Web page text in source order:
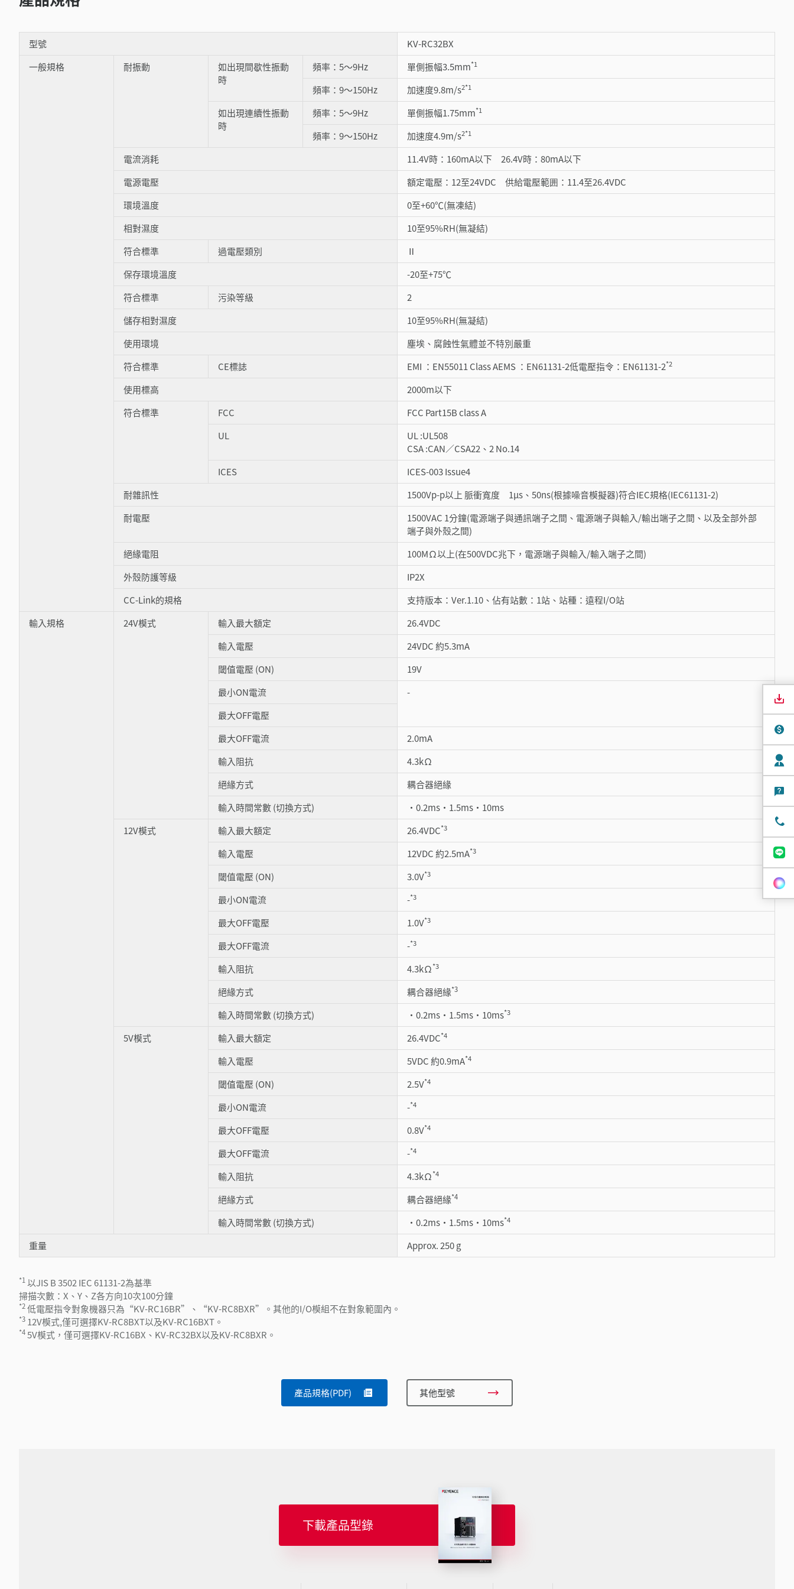
型號
KV-RC32BX
一般規格
耐振動
如出現間歇性振動
時
頻率：5～9Hz 單側振幅3.5mm*1
頻率：9～150Hz 加速度9.8m/s2*1
如出現連續性振動
時
頻率：5～9Hz 單側振幅1.75mm*1
頻率：9～150Hz 加速度4.9m/s2*1
電流消耗
11.4V時：160mA以下 26.4V時：80mA以下
電源電壓
額定電壓：12至24VDC 供給電壓範囲：11.4至26.4VDC
環境溫度
0至+60℃(無凍結)
相對濕度
10至95%RH(無凝結)
符合標準
過電壓類別
Ⅱ
保存環境溫度
-20至+75℃
符合標準
污染等級
2
儲存相對濕度
10至95%RH(無凝結)
使用環境
塵埃、腐蝕性氣體並不特別嚴重
符合標準
CE標誌 EMI ：EN55011 Class AEMS ：EN61131-2低電壓指令：EN61131-2*2
使用標高
2000m以下
符合標準
FCC
FCC Part15B class A
UL
UL :UL508
CSA :CAN／CSA22、2 No.14
ICES
ICES-003 Issue4
耐雜訊性
1500Vp-p以上 脈衝寬度 1µs、50ns(根據噪音模擬器)符合IEC規格(IEC61131-2)
耐電壓
1500VAC 1分鐘(電源端子與通訊端子之間、電源端子與輸入/輸出端子之間、以及全部外部
端子與外殼之間)
絕緣電阻
100MΩ以上(在500VDC兆下，電源端子與輸入/輸入端子之間)
外殼防護等級
IP2X
CC-Link的規格
支持版本：Ver.1.10、佔有站數：1站、站種：遠程I/O站
輸入規格
24V模式 輸入最大額定
26.4VDC
輸入電壓
24VDC 約5.3mA
閾值電壓 (ON)
19V
最小ON電流
-
最大OFF電壓
最大OFF電流
2.0mA
輸入阻抗
4.3kΩ
絕緣方式
耦合器絕緣
輸入時間常數 (切換方式)
・0.2ms・1.5ms・10ms
12V模式
輸入最大額定 26.4VDC*3
輸入電壓 12VDC 約2.5mA*3
閾值電壓 (ON) 3.0V*3
最小ON電流 -*3
最大OFF電壓 1.0V*3
最大OFF電流 -*3
輸入阻抗 4.3kΩ*3
絕緣方式 耦合器絕緣*3
輸入時間常數 (切換方式) ・0.2ms・1.5ms・10ms*3
5V模式 輸入最大額定 26.4VDC*4
輸入電壓 5VDC 約0.9mA*4
閾值電壓 (ON) 2.5V*4
最小ON電流 -*4
最大OFF電壓 0.8V*4
最大OFF電流 -*4
輸入阻抗 4.3kΩ*4
絕緣方式 耦合器絕緣*4
輸入時間常數 (切換方式) ・0.2ms・1.5ms・10ms*4
重量 Approx. 250 g
*1 以JIS B 3502 IEC 61131-2為基準
掃描次數：X、Y、Z各方向10次100分鐘
*2低電壓指令對象機器只為“KV-RC16BR”、“KV-RC8BXR”。其他的I/O模組不在對象範圍內。
*3 12V模式,僅可選擇KV-RC8BXT以及KV-RC16BXT。
*45V模式，僅可選擇KV-RC16BX、KV-RC32BX以及KV-RC8BXR。
產品規格(PDF) 其他型號
下載產品型錄